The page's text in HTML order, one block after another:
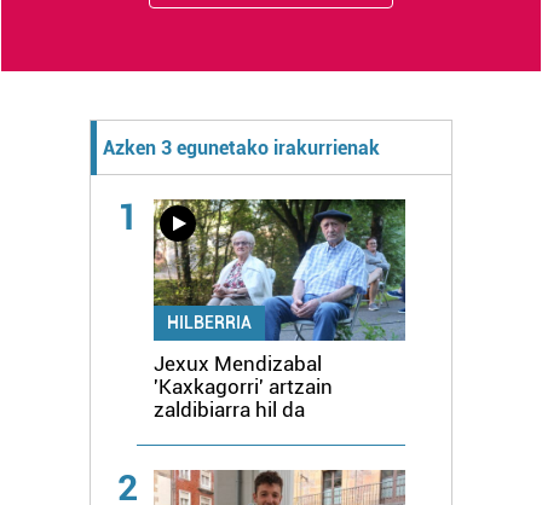
Azken 3 egunetako irakurrienak
1
HILBERRIA
Jexux Mendizabal
'Kaxkagorri' artzain
zaldibiarra hil da
2